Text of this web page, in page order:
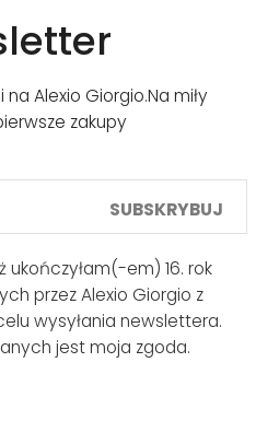
Alexio Giorgio.Na miły
zakupy
SUBSKRYBUJ
em) 16. rok
przez Alexio Giorgio z
wysyłania newslettera.
jest moja zgoda.